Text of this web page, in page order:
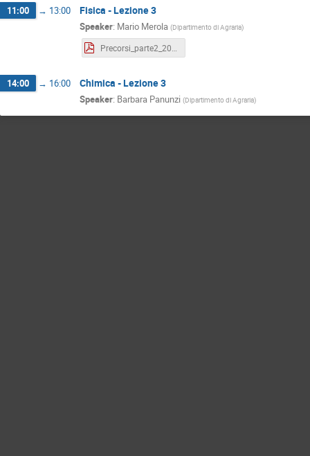
11:00 → 13:00 Fisica - Lezione 3
Speaker: Mario Merola (Dipartimento di Agraria)
Precorsi_parte2_2022_v3.pdf
14:00 → 16:00 Chimica - Lezione 3
Speaker: Barbara Panunzi (Dipartimento di Agraria)